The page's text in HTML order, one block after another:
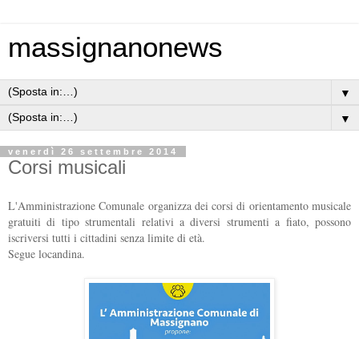
massignanonews
▼
▼
venerdì 26 settembre 2014
Corsi musicali
L'Amministrazione Comunale organizza dei corsi di orientamento musicale
gratuiti di tipo strumentali relativi a diversi strumenti a fiato, possono
iscriversi tutti i cittadini senza limite di età.
Segue locandina.